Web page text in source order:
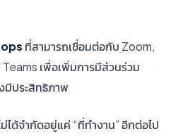
ที่สามารถเชื่อมต่อกับ Zoom,
เพื่อเพิ่มการมีส่วนร่วม
มีประสิทธิภาพ
ได้จำกัดอยู่แค่ “ที่ทำงาน” อีกต่อไป